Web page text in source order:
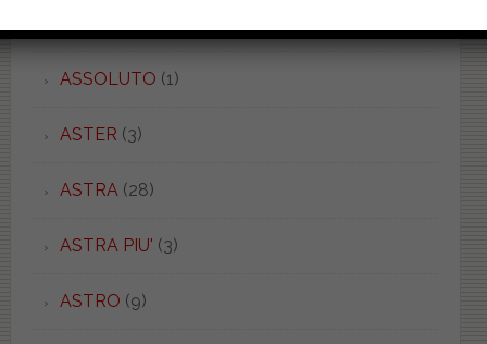
ASSOLUTO (1)
ASTER (3)
ASTRA(28)
ASTRA PIU' (3)
ASTRO (9)